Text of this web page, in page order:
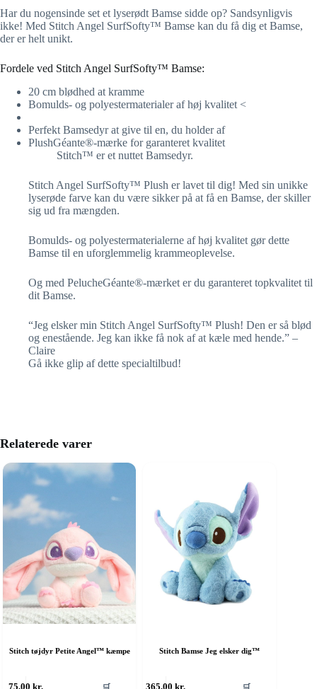
Har du nogensinde set et lyserødt Bamse sidde op? Sandsynligvis
ikke! Med Stitch Angel SurfSofty™ Bamse kan du få dig et Bamse,
der er helt unikt.
Fordele ved Stitch Angel SurfSofty™ Bamse:
20 cm blødhed at kramme
Bomulds- og polyestermaterialer af høj kvalitet <
Perfekt Bamsedyr at give til en, du holder af
PlushGéante®-mærke for garanteret kvalitet
Stitch™ er et nuttet Bamsedyr.
Stitch Angel SurfSofty™ Plush er lavet til dig! Med sin unikke
lyserøde farve kan du være sikker på at få en Bamse, der skiller
sig ud fra mængden.
Bomulds- og polyestermaterialerne af høj kvalitet gør dette
Bamse til en uforglemmelig krammeoplevelse.
Og med PelucheGéante®-mærket er du garanteret topkvalitet til
dit Bamse.
“Jeg elsker min Stitch Angel SurfSofty™ Plush! Den er så blød
og enestående. Jeg kan ikke få nok af at kæle med hende.” –
Claire
Gå ikke glip af dette specialtilbud!
Relaterede varer
Stitch tøjdyr Petite Angel™ kæmpe
75,00 kr.
Stitch Bamse Jeg elsker dig™
365,00kr.